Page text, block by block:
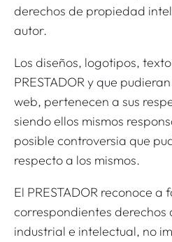
derechos de propiedad
autor.
Los diseños, logotipos,
PRESTADOR y que
web, pertenecen a sus
siendo ellos mismos
posible controversia que
respecto a los mismos.
El PRESTADOR reconoce a
correspondientes
industrial e intelectual, no